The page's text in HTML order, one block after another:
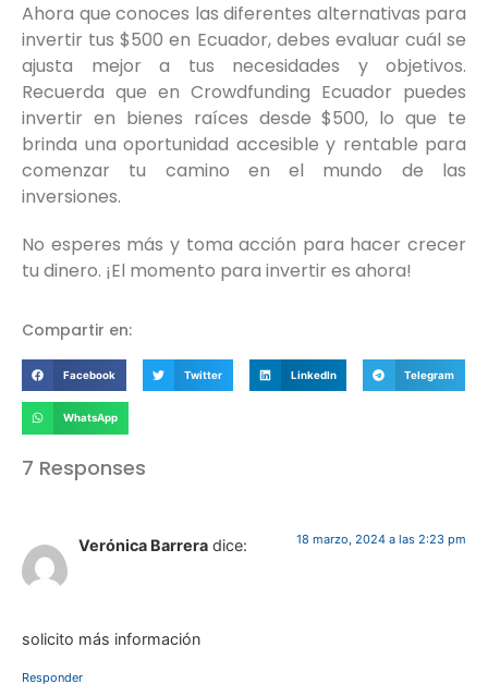
Ahora que conoces las diferentes alternativas para
invertir tus $500 en Ecuador, debes evaluar cuál se
ajusta mejor a tus necesidades y objetivos.
Recuerda que en Crowdfunding Ecuador puedes
invertir en bienes raíces desde $500, lo que te
brinda una oportunidad accesible y rentable para
comenzar tu camino en el mundo de las
inversiones.
No esperes más y toma acción para hacer crecer
tu dinero. ¡El momento para invertir es ahora!
Compartir en:
Facebook Twitter LinkedIn Telegram
WhatsApp
7 Responses
Verónica Barrera dice: 18 marzo, 2024 a las 2:23 pm
solicito más información
Responder